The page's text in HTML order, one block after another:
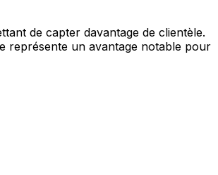
de capter davantage de clientèle.
représente un avantage notable pour